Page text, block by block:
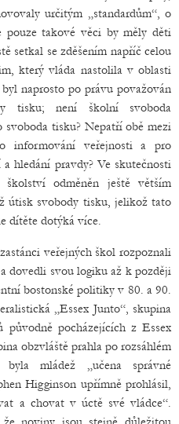
určitým „standardům“, o
takové věci by měly děti
setkal se zděšením napříč celou
který vláda nastolila v oblasti
naprosto po právu považován
tisku; není školní svoboda
tisku? Nepatří obě mezi
informování veřejnosti a pro
hledání pravdy? Ve skutečnosti
odměněn ještě větším
útisk svobody tisku, jelikož tato
dítěte dotýká více.
veřejných škol rozpoznali
dovedli svou logiku až k později
bostonské politiky v 80. a 90.
„Essex Junto“, skupina
pocházejících z Essex
obzvláště prahla po rozsáhlém
mládež „učena správné
Higginson upřímně prohlásil,
a chovat v úctě své vládce“.